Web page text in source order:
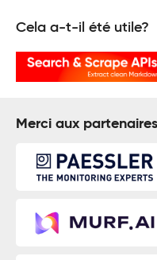
Cela a-t-il été utile?
Merci aux partenaires